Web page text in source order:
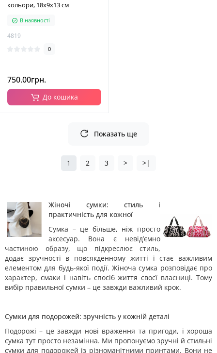
кольори, 18х9х13 см
В наявності
4819
0
750.00грн.
До кошика
Показать ще
1 2 3 > >|
Жіночі сумки: стиль і
практичність для кожної
Сумка – це більше, ніж просто
аксесуар. Вона є невід’ємно
частиною образу, що підкреслює стиль,
додає зручності в повсякденному житті і стає важливим
елементом для будь-якої події. Жіноча сумка розповідає про
характер, смаки і навіть спосіб життя своєї власниці. Тому
вибір правильної сумки – це завжди важливий крок.
Сумки для подорожей: зручність у кожній деталі
Подорожі – це завжди нові враження та пригоди, і хороша
сумка тут просто незамінна. Ми пропонуємо зручні й стильні
сумки для подорожей із різноманітними принтами. Вони не